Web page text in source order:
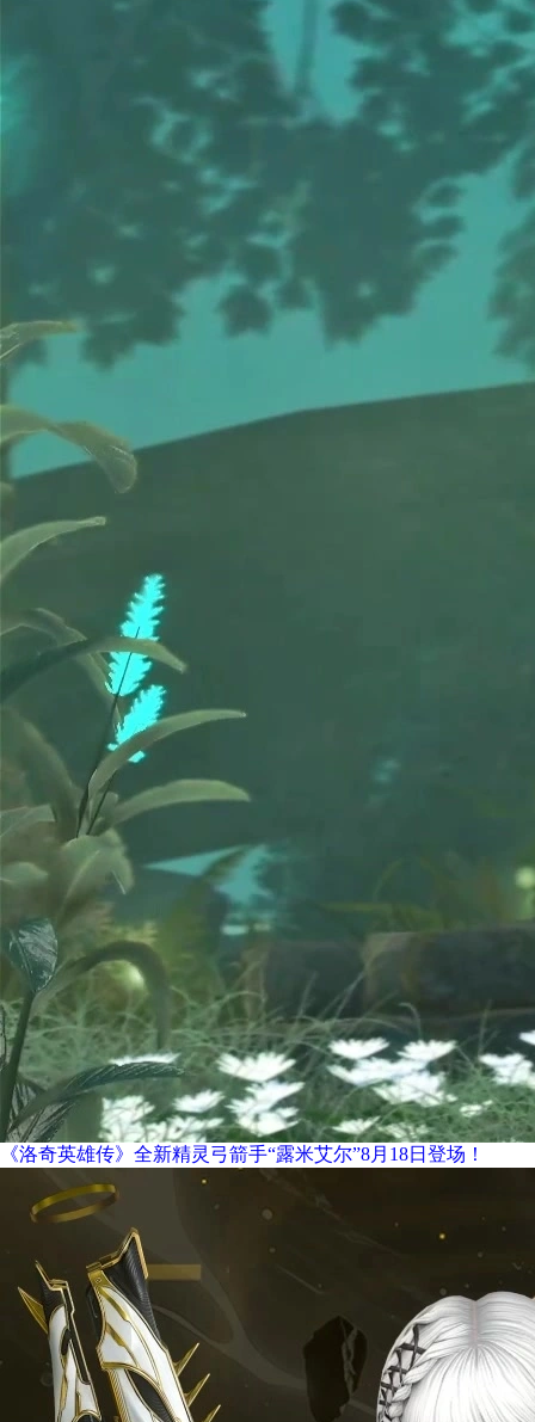
《洛奇英雄传》全新精灵弓箭手“露米艾尔”8月18日登场！